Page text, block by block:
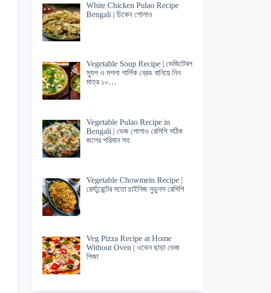
White Chicken Pulao Recipe
Bengali | চিকেন পোলাও
Vegetable Soup Recipe | ভেজিটেবল
স্যুপ ও মশলা গার্লিক ব্রেড বানিয়ে নিন
মাত্র ১০…
Vegetable Pulao Recipe in
Bengali | ভেজ পোলাও রেসিপি সঠিক
জলের পরিমান সহ
Vegetable Chowmein Recipe |
রেস্টুরেন্টের মতো চাইনিজ নুডুলস রেসিপি
Veg Pizza Recipe at Home
Without Oven | ওভেন ছাড়া ভেজ
পিজা